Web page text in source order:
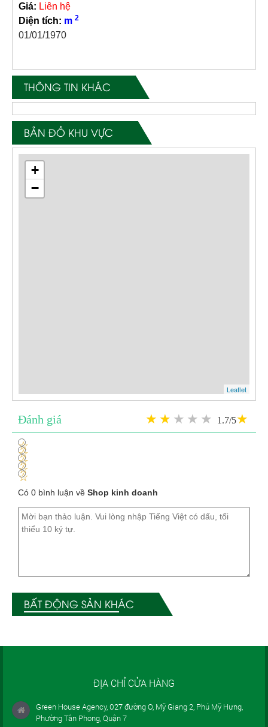
Giá: Liên hệ
Diện tích: m 2
01/01/1970
THÔNG TIN KHÁC
BẢN ĐỒ KHU VỰC
+
−
Leaflet
Đánh giá 1.7/5
1
2
3
4
5
Có 0 bình luận về Shop kinh doanh
BẤT ĐỘNG SẢN KHÁC
ĐỊA CHỈ CỬA HÀNG
Green House Agency, 027 đường O, Mỹ Giang 2, Phú Mỹ Hưng,
Phường Tân Phong, Quận 7